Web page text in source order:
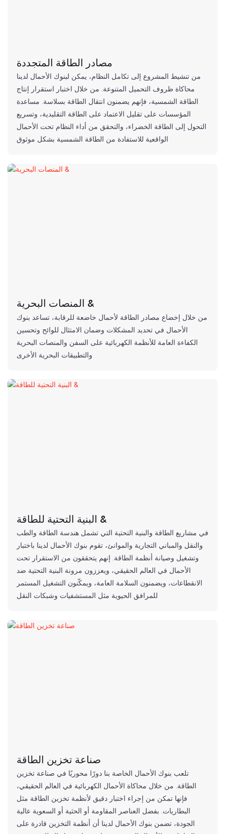
مصادر الطاقة المتجددة
من تنشيط المشروع إلى تكامل النظام، يمكن لبنوك الأحمال لدينا
محاكاة ظروف التحميل المتنوعة. من خلال اختبار استقرار إنتاج
الطاقة الشمسية، فإنهم يضمنون انتقال الطاقة بسلاسة. مساعدة
المؤسسات على تقليل الاعتماد على الطاقة التقليدية، وتسريع
التحول إلى الطاقة الخضراء، والتحقق من أداء النظام تحت الأحمال
الواقعية للاستفادة من الطاقة الشمسية بشكل موثوق
المنصات البحرية &
من خلال إخضاع مصادر الطاقة لأحمال خاضعة للرقابة، تساعد بنوك
الأحمال في تحديد المشكلات وضمان الامتثال للوائح وتحسين
الكفاءة العامة للأنظمة الكهربائية على السفن والمنصات البحرية
والتطبيقات البحرية الأخرى
البنية التحتية للطاقة &
في مشاريع الطاقة والبنية التحتية التي تشمل هندسة الطاقة والطب
والنقل والمباني التجارية والموانئ، تقوم بنوك الأحمال لدينا باختبار
وتشغيل وصيانة أنظمة الطاقة. إنهم يتحققون من الاستقرار تحت
الأحمال في العالم الحقيقي، ويعززون مرونة البنية التحتية ضد
الانقطاعات، ويضمنون السلامة العامة، ويمكّنون التشغيل المستمر
للمرافق الحيوية مثل المستشفيات وشبكات النقل
صناعة تخزين الطاقة
تلعب بنوك الأحمال الخاصة بنا دورًا محوريًا في صناعة تخزين
الطاقة. من خلال محاكاة الأحمال الكهربائية في العالم الحقيقي،
فإنها تمكن من إجراء اختبار دقيق لأنظمة تخزين الطاقة مثل
البطاريات. بفضل العناصر المقاومة أو الحثية أو السعوية عالية
الجودة، تضمن بنوك الأحمال لدينا أن أنظمة التخزين قادرة على